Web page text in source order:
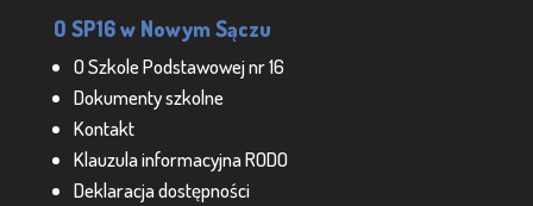
O SP16 w Nowym Sączu
O Szkole Podstawowej nr 16
Dokumenty szkolne
Kontakt
Klauzula informacyjna RODO
Deklaracja dostępności